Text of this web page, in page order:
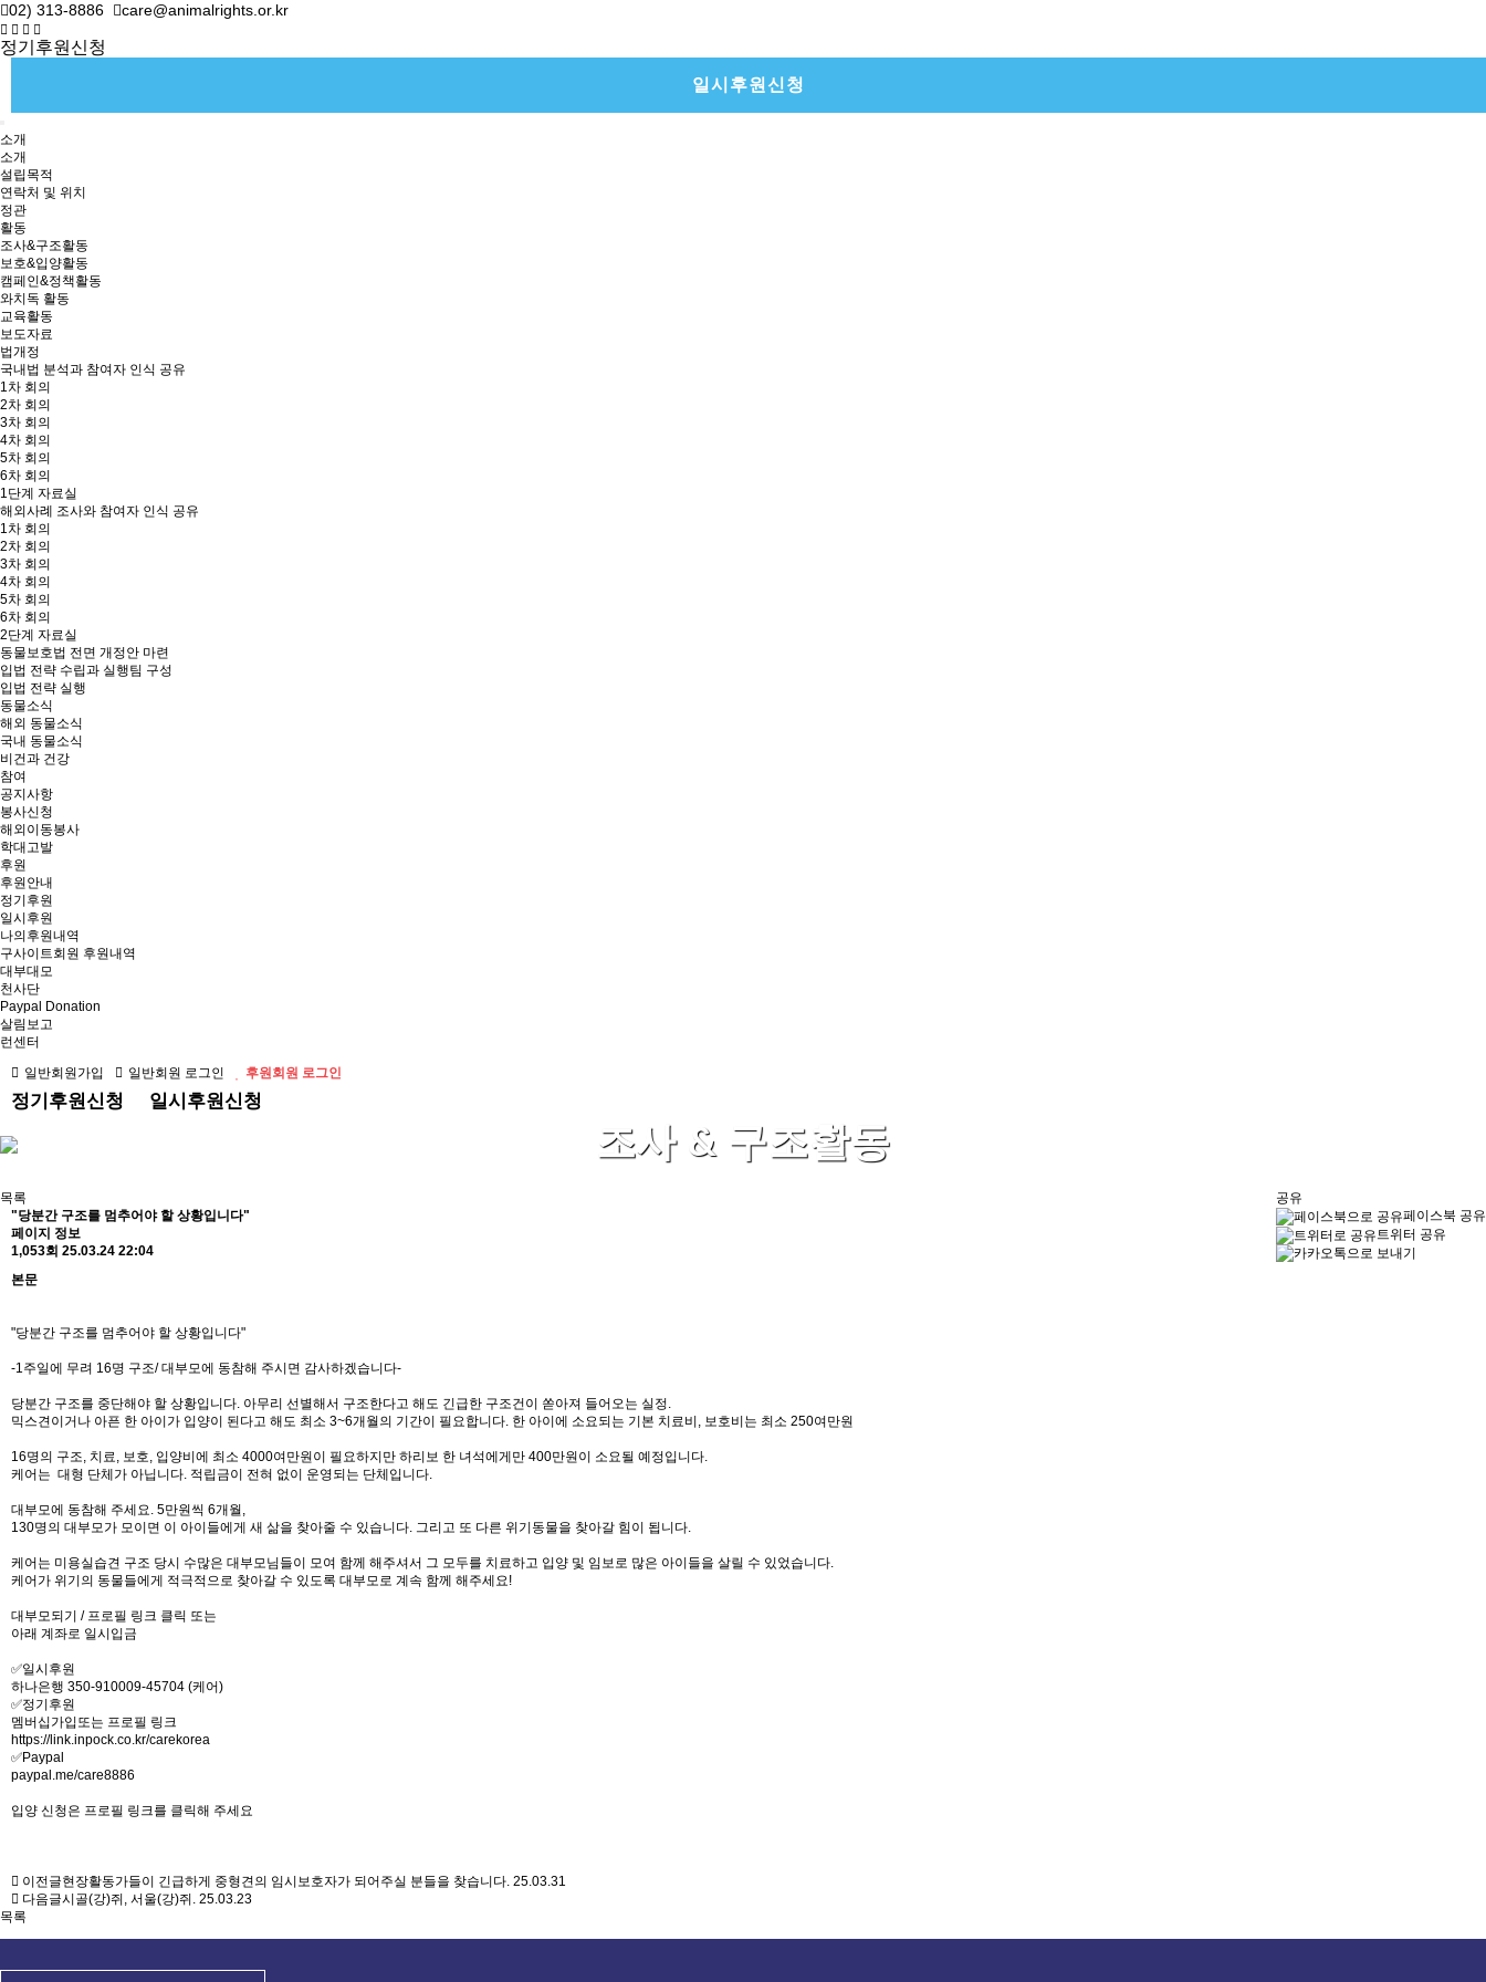
02) 313-8886 care@animalrights.or.kr
정기후원신청
일시후원신청
소개
소개
설립목적
연락처 및 위치
정관
활동
조사&구조활동
보호&입양활동
캠페인&정책활동
와치독 활동
교육활동
보도자료
법개정
국내법 분석과 참여자 인식 공유
1차 회의
2차 회의
3차 회의
4차 회의
5차 회의
6차 회의
1단계 자료실
해외사례 조사와 참여자 인식 공유
1차 회의
2차 회의
3차 회의
4차 회의
5차 회의
6차 회의
2단계 자료실
동물보호법 전면 개정안 마련
입법 전략 수립과 실행팀 구성
입법 전략 실행
동물소식
해외 동물소식
국내 동물소식
비건과 건강
참여
공지사항
봉사신청
해외이동봉사
학대고발
후원
후원안내
정기후원
일시후원
나의후원내역
구사이트회원 후원내역
대부대모
천사단
Paypal Donation
살림보고
런센터
일반회원가입
일반회원 로그인 후원회원 로그인
정기후원신청 일시후원신청
조사 & 구조활동
공유
페이스북 공유
트위터 공유
목록
"당분간 구조를 멈추어야 할 상황입니다"
페이지 정보
1,053회 25.03.24 22:04
본문
"당분간 구조를 멈추어야 할 상황입니다"
-1주일에 무려 16명 구조/ 대부모에 동참해 주시면 감사하겠습니다-
당분간 구조를 중단해야 할 상황입니다. 아무리 선별해서 구조한다고 해도 긴급한 구조건이 쏟아져 들어오는 실정.
믹스견이거나 아픈 한 아이가 입양이 된다고 해도 최소 3~6개월의 기간이 필요합니다. 한 아이에 소요되는 기본 치료비, 보호비는 최소 250여만원
16명의 구조, 치료, 보호, 입양비에 최소 4000여만원이 필요하지만 하리보 한 녀석에게만 400만원이 소요될 예정입니다.
케어는 대형 단체가 아닙니다. 적립금이 전혀 없이 운영되는 단체입니다.
대부모에 동참해 주세요. 5만원씩 6개월,
130명의 대부모가 모이면 이 아이들에게 새 삶을 찾아줄 수 있습니다. 그리고 또 다른 위기동물을 찾아갈 힘이 됩니다.
케어는 미용실습견 구조 당시 수많은 대부모님들이 모여 함께 해주셔서 그 모두를 치료하고 입양 및 임보로 많은 아이들을 살릴 수 있었습니다.
케어가 위기의 동물들에게 적극적으로 찾아갈 수 있도록 대부모로 계속 함께 해주세요!
대부모되기 / 프로필 링크 클릭 또는
아래 계좌로 일시입금
✅일시후원
하나은행 350-910009-45704 (케어)
✅정기후원
멤버십가입또는 프로필 링크
https://link.inpock.co.kr/carekorea
✅Paypal
paypal.me/care8886
입양 신청은 프로필 링크를 클릭해 주세요
이전글현장활동가들이 긴급하게 중형견의 임시보호자가 되어주실 분들을 찾습니다. 25.03.31
다음글시골(강)쥐, 서울(강)쥐. 25.03.23
목록